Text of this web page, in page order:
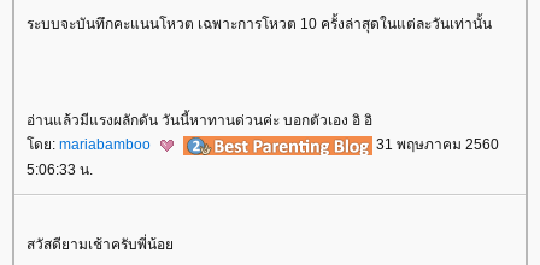
ระบบจะบันทึกคะแนนโหวต เฉพาะการโหวต 10 ครั้งล่าสุดในแต่ละวันเท่านั้น
อ่านแล้วมีแรงผลักดัน วันนี้หาทานด่วนค่ะ บอกตัวเอง อิ อิ
ดย: mariabamboo
31 พฤษภาคม 2560
5:06:33 น.
สวัสดียามเช้าครับพี่น้อ